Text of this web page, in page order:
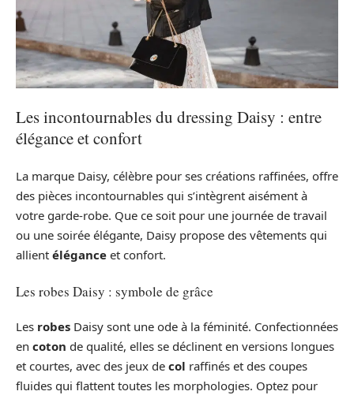
Les incontournables du dressing Daisy : entre
élégance et confort
La marque Daisy, célèbre pour ses créations raffinées, offre
des pièces incontournables qui s’intègrent aisément à
votre garde-robe. Que ce soit pour une journée de travail
ou une soirée élégante, Daisy propose des vêtements qui
allient élégance et confort.
Les robes Daisy : symbole de grâce
Les robes Daisy sont une ode à la féminité. Confectionnées
en coton de qualité, elles se déclinent en versions longues
et courtes, avec des jeux de col raffinés et des coupes
fluides qui flattent toutes les morphologies. Optez pour